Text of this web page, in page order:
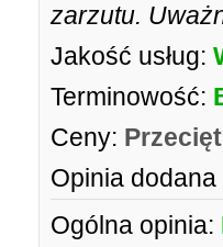
zarzutu.
Jakość usług:
Terminowość:
Ceny:
Opinia dodana
Ogólna opinia: